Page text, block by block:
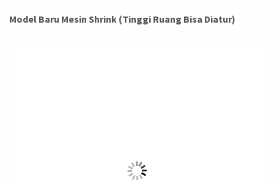
Model Baru Mesin Shrink (Tinggi Ruang Bisa Diatur)